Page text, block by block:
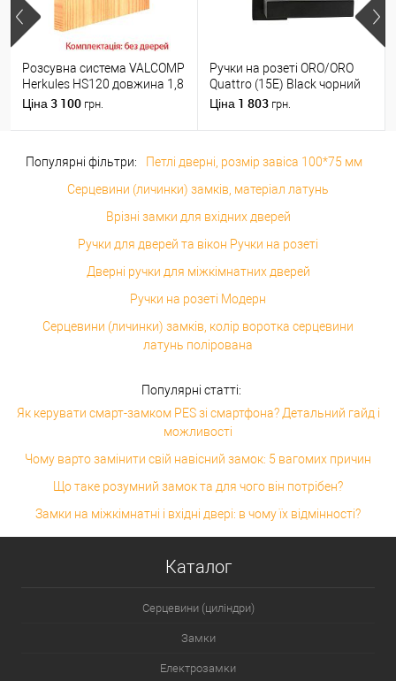
Розсувна система VALCOMP
Herkules HS120 довжина 1,8
м на 1 полотно вагою до
Ціна 3 100 грн.
Ручки на розеті ORO/ORO
Quattro (15E) Black чорний
матовий
Ціна 1 803 грн.
Популярні фільтри:
Петлі дверні, розмір завіса 100*75 мм
Серцевини (личинки) замків, матеріал латунь
Врізні замки для вхідних дверей
Ручки для дверей та вікон Ручки на розеті
Дверні ручки для міжкімнатних дверей
Ручки на розеті Модерн
Серцевини (личинки) замків, колір воротка серцевини
латунь полірована
Популярні статті:
Як керувати смарт-замком PES зі смартфона? Детальний гайд і
можливості
Чому варто замінити свій навісний замок: 5 вагомих причин
Що таке розумний замок та для чого він потрібен?
Замки на міжкімнатні і вхідні двері: в чому їх відмінності?
Каталог
Серцевини (циліндри)
Замки
Електрозамки